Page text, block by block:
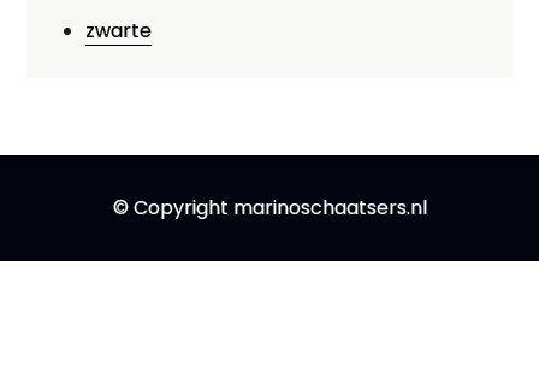
zwarte
© Copyright marinoschaatsers.nl